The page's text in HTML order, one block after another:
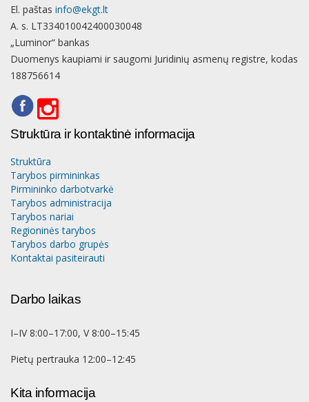
El. paštas info@ekgt.lt
A. s. LT334010042400030048
„Luminor“ bankas
Duomenys kaupiami ir saugomi Juridinių asmenų registre, kodas
188756614
Struktūra ir kontaktinė informacija
Struktūra
Tarybos pirmininkas
Pirmininko darbotvarkė
Tarybos administracija
Tarybos nariai
Regioninės tarybos
Tarybos darbo grupės
Kontaktai pasiteirauti
Darbo laikas
I–IV 8:00–17:00, V 8:00–15:45
Pietų pertrauka 12:00–12:45
Kita informacija